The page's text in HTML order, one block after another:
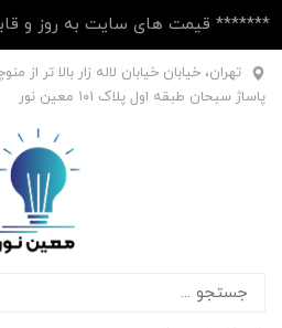
******* قیمت های سایت به روز و
تهران، خیابان خیابان لاله زار بالا تر از
پاساژ سبحان طبقه اول پلاک ۱۰1 معین نور